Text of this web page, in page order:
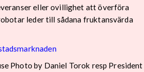
eller ovillighet att överföra
leder till sådana fruktansvärda
Photo by Daniel Torok resp President